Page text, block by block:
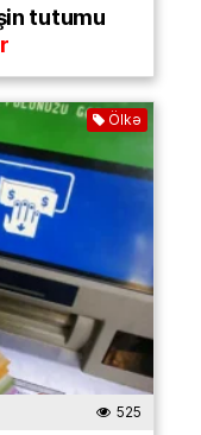
tutumu
Ölkə
525